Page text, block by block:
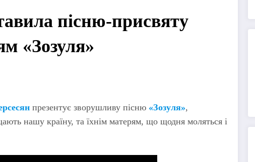
пісню-присвяту
«Зозуля»
презентує зворушливу пісню «Зозуля»,
нашу країну, та їхнім матерям, що щодня моляться і